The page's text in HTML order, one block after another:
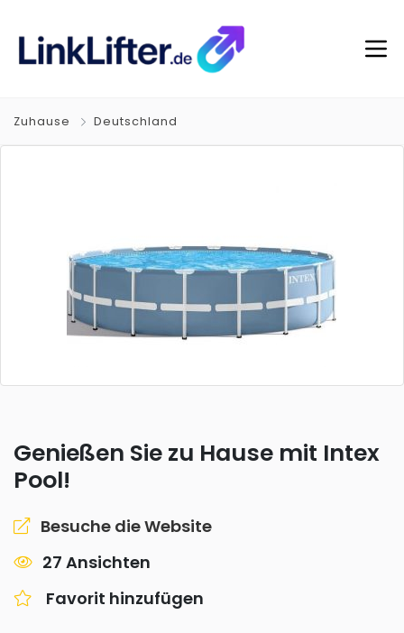
Zuhause Deutschland
Genießen Sie zu Hause mit Intex
Pool!
Besuche die Website
27 Ansichten
Favorit hinzufügen